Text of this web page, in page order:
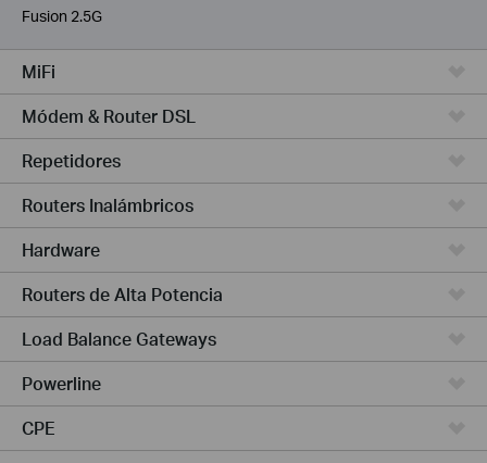
Fusion 2.5G
MiFi
Módem & Router DSL
Repetidores
Routers Inalámbricos
Hardware
Routers de Alta Potencia
Load Balance Gateways
Powerline
CPE